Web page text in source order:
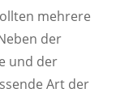
mehrere
der
und der
Art der